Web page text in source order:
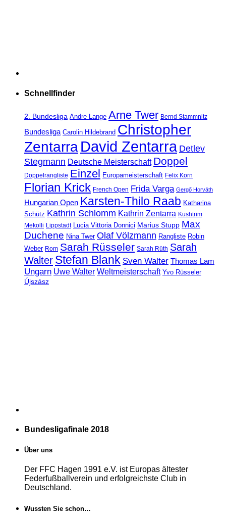
Schnellfinder
2. Bundesliga Andre Lange Arne Twer Bernd Stammnitz
Bundesliga Carolin Hildebrand Christopher
ZentarraDavid Zentarra Detlev
Stegmann Deutsche Meisterschaft Doppel
Doppelrangliste Einzel Europameisterschaft Felix Korn
Florian Krick French Open Frida Varga Gergő Horváth
Hungarian Open Karsten-Thilo Raab Katharina
Schütz Kathrin Schlomm Kathrin Zentarra Kushtrim
Mekolli Lippstadt Lucia Vittoria Donnici Marius Stupp Max
Duchene Nina Twer Olaf Völzmann Rangliste Robin
Weber Rom Sarah Rüsseler Sarah Rüth Sarah
Walter Stefan Blank Sven Walter Thomas Lam
Ungarn Uwe Walter Weltmeisterschaft Yvo Rüsseler
Újszász
Bundesligafinale 2018
Über uns
Der FFC Hagen 1991 e.V. ist Europas ältester
Federfußballverein und erfolgreichste Club in
Deutschland.
Wussten Sie schon…